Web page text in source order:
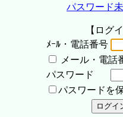
パスワード
【ログ
ﾒｰﾙ・電話番号
メール・電話
パスワード
パスワードを